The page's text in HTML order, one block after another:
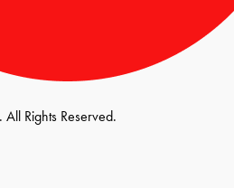
Rights Reserved.